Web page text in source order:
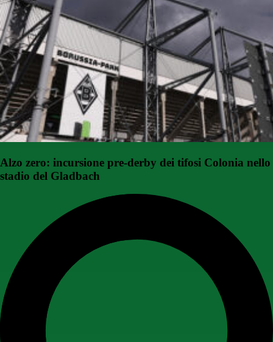
Alzo zero: incursione pre-derby dei tifosi Colonia nello
stadio del Gladbach